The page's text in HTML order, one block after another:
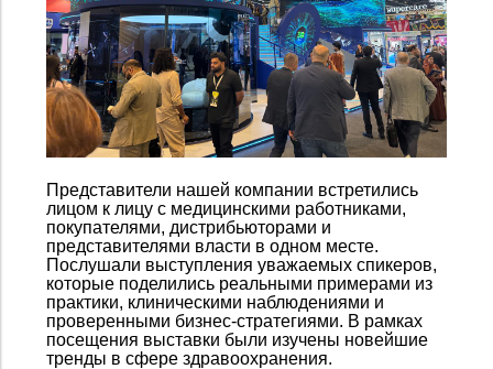
Представители нашей компании встретились
лицом к лицу с медицинскими работниками,
покупателями, дистрибьюторами и
представителями власти в одном месте.
Послушали выступления уважаемых спикеров,
которые поделились реальными примерами из
практики, клиническими наблюдениями и
проверенными бизнес-стратегиями. В рамках
посещения выставки были изучены новейшие
тренды в сфере здравоохранения.